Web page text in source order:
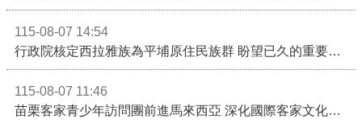
115-08-07 14:54
行政院核定西拉雅族為平埔原住民族群 盼望已久的重要時刻到來！8月13日起受理民族成員名冊登記
115-08-07 11:46
苗栗客家青少年訪問團前進馬來西亞 深化國際客家文化交流